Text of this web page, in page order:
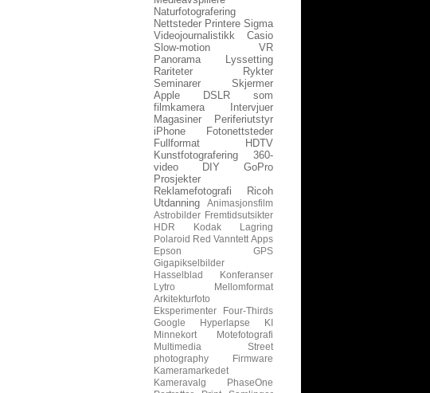
Naturfotografering
Nettsteder Printere Sigma
Videojournalistikk
Casio
Slow-motion
VR
Panorama
Lyssetting
Rariteter
Rykter
Seminarer
Skjermer
Apple
DSLR som
filmkamera
Intervjuer
Magasiner
Periferiutstyr
iPhone
Fotonettsteder
Fullformat
HDTV
Kunstfotografering
360-
video
DIY
GoPro
Prosjekter
Reklamefotografi
Ricoh
Utdanning
Animasjonsfilm
Astrobilder Fremtidsutsikter
HDR
Kodak
Lagring
Polaroid Red Vanntett Apps
Epson
GPS
Gigapikselbilder
Hasselblad
Konferanser
Lytro
Mellomformat
Arkitekturfoto
Eksperimenter
Four-Thirds
Google
Hyperlapse
KI
Minnekort
Motefotografi
Multimedia
Street
photography
Firmware
Kameramarkedet
Kameravalg
PhaseOne